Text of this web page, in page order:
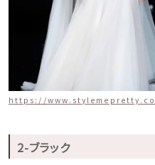
https://
2-ブラック